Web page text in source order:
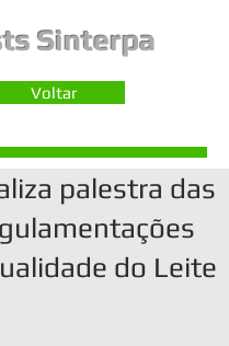
Sinterpa
Voltar
palestra das
do Leite